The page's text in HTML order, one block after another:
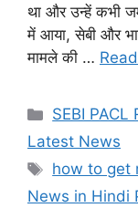
था और उन्हें कभी
में आया, सेबी और
मामले की …
Categories
SEBI
Latest News
Tags
how to get
News in Hindi